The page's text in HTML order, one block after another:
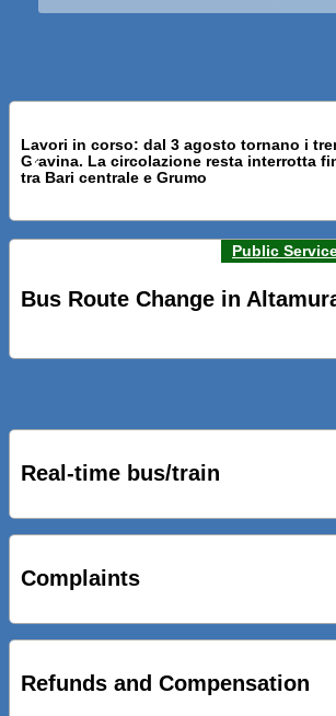
Lavori in corso: dal 3 agosto tornano i
Gravina. La circolazione resta interrotta
tra Bari centrale e Grumo
PRESENTATI A BARI NUOVI SERVIZI
IL TUO BUS ED IL TUO TRENO
CICLOPEDONALE FAL CONSEGNA ALLA
OPERE DEL PROGETTO
AL VIA SERVIZIO DI BIKE SHARING A
VAIMOO PER UTENTI FAL SCONTI
Previous news
Public
Bus Route Change in
Real-time bus/train
Complaints
Refunds and Compensation